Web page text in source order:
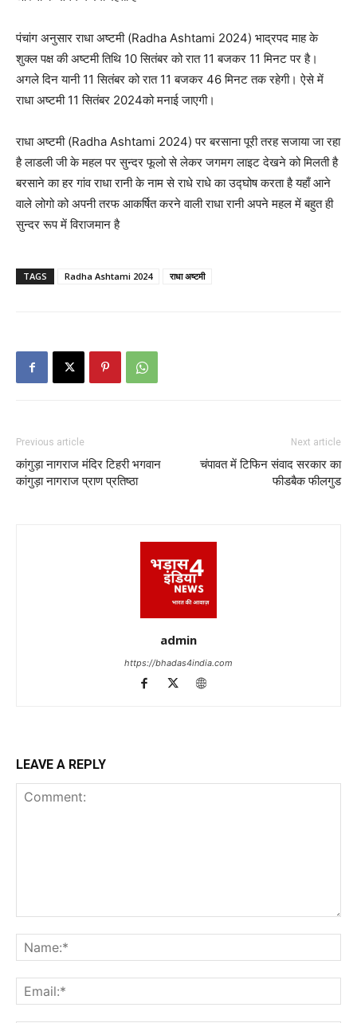
पंचांग अनुसार राधा अष्टमी (Radha Ashtami 2024) भाद्रपद माह के
शुक्ल पक्ष की अष्टमी तिथि 10 सितंबर को रात 11 बजकर 11 मिनट पर है।
अगले दिन यानी 11 सितंबर को रात 11 बजकर 46 मिनट तक रहेगी। ऐसे में
राधा अष्टमी 11 सितंबर 2024को मनाई जाएगी।
राधा अष्टमी (Radha Ashtami 2024) पर बरसाना पूरी तरह सजाया जा रहा
है लाडली जी के महल पर सुन्दर फूलो से लेकर जगमग लाइट देखने को मिलती है
बरसाने का हर गांव राधा रानी के नाम से राधे राधे का उद्घोष करता है यहाँ आने
वाले लोगो को अपनी तरफ आकर्षित करने वाली राधा रानी अपने महल में बहुत ही
सुन्दर रूप में विराजमान है
TAGS Radha Ashtami 2024 राधा अष्टमी
Previous article
कांगुड़ा नागराज मंदिर टिहरी भगवान
कांगुड़ा नागराज प्राण प्रतिष्ठा
Next article
चंपावत में टिफिन संवाद सरकार का
फीडबैक फीलगुड
admin
https://bhadas4india.com
LEAVE A REPLY